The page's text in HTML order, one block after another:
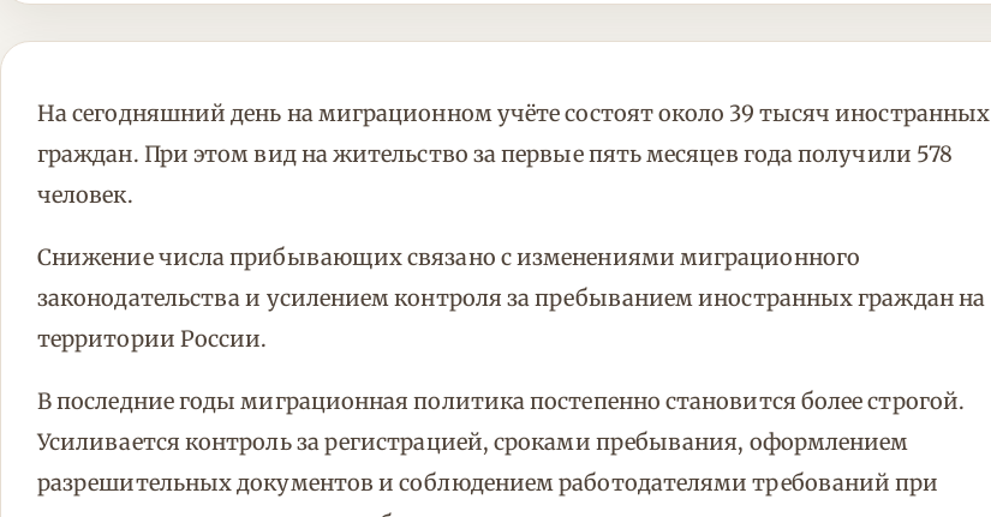
На сегодняшний день на миграционном учёте состоят около 39 тысяч иностранных
граждан. При этом вид на жительство за первые пять месяцев года получили 578
человек.
Снижение числа прибывающих связано с изменениями миграционного
законодательства и усилением контроля за пребыванием иностранных граждан на
территории России.
В последние годы миграционная политика постепенно становится более строгой.
Усиливается контроль за регистрацией, сроками пребывания, оформлением
разрешительных документов и соблюдением работодателями требований при